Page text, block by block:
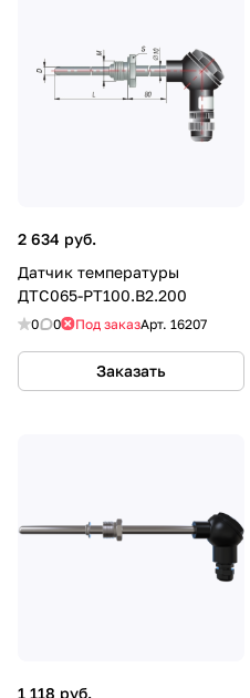
2 634 руб.
Датчик температуры
ДТС065-РТ100.В2.200
0 0 Под заказАрт. 16207
Заказать
1 118 руб.